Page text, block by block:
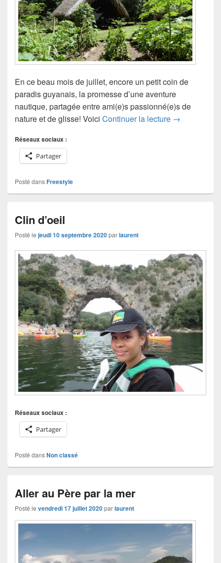
En ce beau mois de juillet, encore un petit coin de
paradis guyanais, la promesse d’une aventure
nautique, partagée entre ami(e)s passionné(e)s de
nature et de glisse! Voici Continuer la lecture Mapaou, la
→
Réseaux sociaux :
Partager
Posté dansFreestyle
Clin d’oeil
Posté le jeudi 10 septembre 2020parlaurent
Réseaux sociaux :
Partager
Posté dansNon classé
Aller au Père par la mer
Posté le vendredi 17 juillet 2020parlaurent